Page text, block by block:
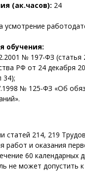
(ак.часов): 24
усмотрение
обучения:
№ 197-ФЗ (статья
РФ от 24 декабря
34);
№ 125-ФЗ «Об
статей 214, 219
работ и оказания
60 календарных
не может допустить
Пн - Чт
Пт